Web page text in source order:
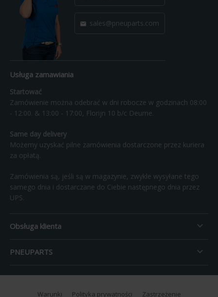
 sales@pneuparts.com
Usługa zamawiania
Startować
Zamówienie można odebrać w dni robocze w godzinach 08:00
- 12:00. & 13:00 - 17:00, Florijn 10 b/c Deurne.
Same day delivery
Możemy uzyskać pilne zamówienia dostarczone przez kuriera
za opłatą.
Zamówienia są, jeśli są w magazynie, zwykle wysyłane tego
samego dnia i dostarczane do Ciebie następnego dnia przez
UPS.
Obsługa klienta 
PNEUPARTS 
Warunki Polityka prywatności Zastrzeżenie